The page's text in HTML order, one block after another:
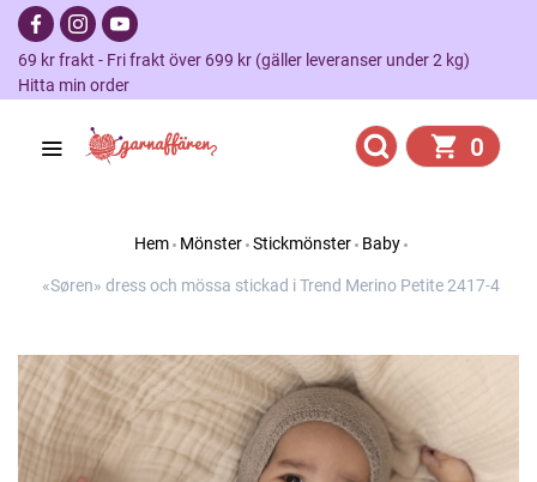
69 kr frakt - Fri frakt över 699 kr (gäller leveranser under 2 kg)
Hitta min order
0
Hem Mönster Stickmönster Baby
«Søren» dress och mössa stickad i Trend Merino Petite 2417-4